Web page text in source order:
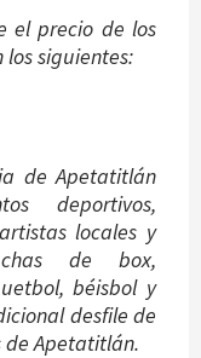
el precio de los
siguientes:
de Apetatitlán
deportivos,
locales y
de box,
béisbol y
desfile de
de Apetatitlán.